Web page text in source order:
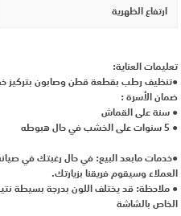
ارتفاع الظهرية
تعليمات العناية:
●تنظيف رطب بقطعة قطن وصابون بتركيز
ضمان الأسرة :
● سنة على القماش
● 5 سنوات على الخشب في حال هبوطه
●خدمات مابعد البيع: في حال رغبتك في
العملاء وسيقوم فريقنا بزيارتك.
● ملاحظة: قد يختلف اللون بدرجة بسيطة
الخاص بالشاشة